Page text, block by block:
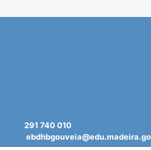
291 740 010